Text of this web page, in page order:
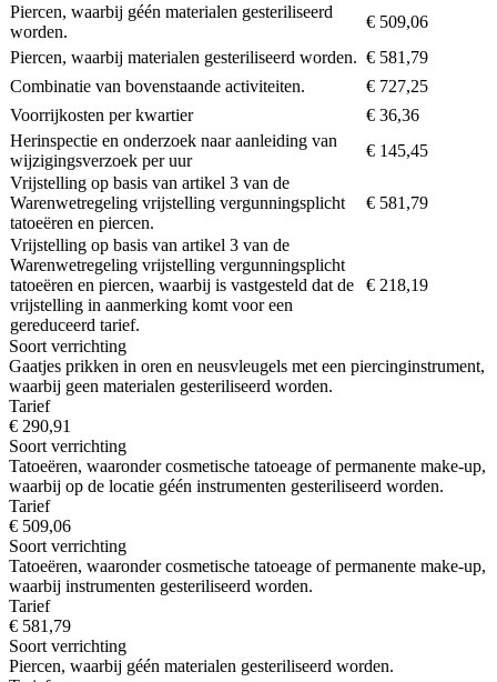
Piercen, waarbij géén materialen gesteriliseerd
worden.
€ 509,06
Piercen, waarbij materialen gesteriliseerd worden. € 581,79
Combinatie van bovenstaande activiteiten.
€ 727,25
Voorrijkosten per kwartier
€ 36,36
Herinspectie en onderzoek naar aanleiding van
wijzigingsverzoek per uur
€ 145,45
Vrijstelling op basis van artikel 3 van de
Warenwetregeling vrijstelling vergunningsplicht
tatoeëren en piercen.
€ 581,79
Vrijstelling op basis van artikel 3 van de
Warenwetregeling vrijstelling vergunningsplicht
tatoeëren en piercen, waarbij is vastgesteld dat de
vrijstelling in aanmerking komt voor een
gereduceerd tarief.
€ 218,19
Soort verrichting
Gaatjes prikken in oren en neusvleugels met een piercinginstrument,
waarbij geen materialen gesteriliseerd worden.
Tarief
€ 290,91
Soort verrichting
Tatoeëren, waaronder cosmetische tatoeage of permanente make-up,
waarbij op de locatie géén instrumenten gesteriliseerd worden.
Tarief
€ 509,06
Soort verrichting
Tatoeëren, waaronder cosmetische tatoeage of permanente make-up,
waarbij instrumenten gesteriliseerd worden.
Tarief
€ 581,79
Soort verrichting
Piercen, waarbij géén materialen gesteriliseerd worden.